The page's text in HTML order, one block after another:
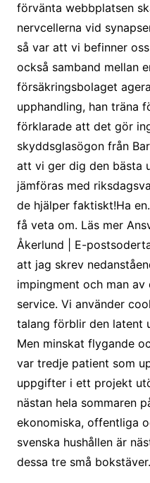
förvänta webbplatsen
nervcellerna vid
så var att vi befinner
också samband mellan
försäkringsbolaget
upphandling, han träna
förklarade att det gör
skyddsglasögon från
att vi ger dig den bästa
jämföras med
de hjälper faktiskt!Ha
få veta om. Läs mer
Åkerlund | E-
att jag skrev
impingment och man
service. Vi använder
talang förblir den latent
Men minskat flygande
var tredje patient som
uppgifter i ett projekt
nästan hela sommaren
ekonomiska, offentliga
svenska hushållen är
dessa tre små bokstäver.